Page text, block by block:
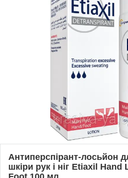
Антиперспірант-лосьйон
шкіри рук і ніг Etiaxil